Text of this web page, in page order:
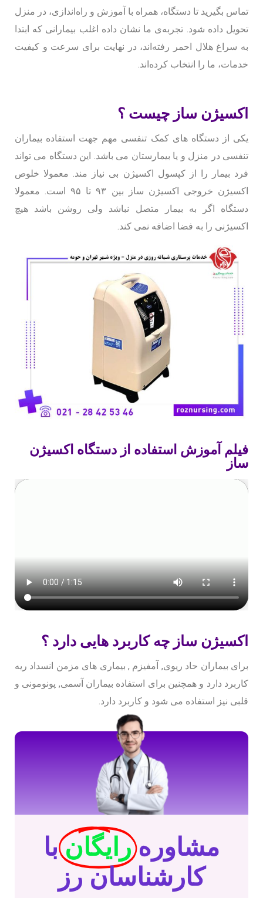
تماس بگیرید تا دستگاه، همراه با آموزش و راه‌اندازی، در منزل
تحویل داده شود. تجربه‌ی ما نشان داده اغلب بیمارانی که ابتدا
به سراغ هلال احمر رفته‌اند، در نهایت برای سرعت و کیفیت
خدمات، ما را انتخاب کرده‌اند
اکسیژن ساز چیست ؟
یکی از دستگاه های کمک تنفسی مهم جهت استفاده بیماران
تنفسی در منزل و یا بیمارستان می باشد. این دستگاه می تواند
فرد بیمار را از کپسول اکسیژن بی نیاز مند. معمولا خلوص
اکسیژن خروجی اکسیژن ساز بین ۹۳ تا ۹۵ است. معمولا
دستگاه اگر به بیمار متصل نباشد ولی روشن باشد هیچ
اکسیژنی را به فضا اضافه نمی کند.
فیلم آموزش استفاده از دستگاه اکسیژن
ساز
اکسیژن ساز چه کاربرد هایی دارد ؟
برای بیماران حاد ریوی, آمفیزم , بیماری های مزمن انسداد ریه
کاربرد دارد و همچنین برای استفاده بیماران آسمی, پونومونی و
قلبی نیز استفاده می شود و کاربرد دارد.
مشاوره رایگان با
کارشناسان رز